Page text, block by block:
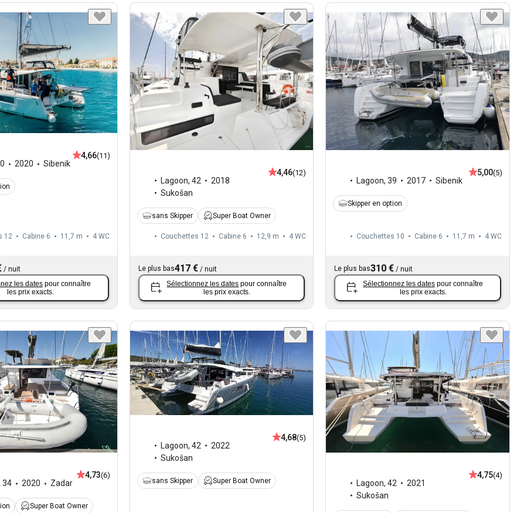
2020 Sibenik
4,66(11)
12 Cabine 6 11,7 m 4 WC
/ nuit
les dates pour connaître
les prix exacts.
Lagoon, 42
2018
Sukošan
4,46(12)
sans Skipper Super Boat Owner
Couchettes 12 Cabine 6 12,9 m 4 WC
Le plus bas417 €/ nuit
Sélectionnez les dates pour connaître
les prix exacts.
Lagoon,39 2017 Sibenik
5,00(5)
Skipper en option
Couchettes 10 Cabine 6 11,7 m 4 WC
Le plus bas310 € /nuit
Sélectionnez les dates pour connaître
les prix exacts.
34 2020 Zadar
4,73(6)
Super Boat Owner
Lagoon, 42
2022
Sukošan
4,68(5)
sans Skipper Super Boat Owner Lagoon,42
2021
Sukošan
4,75(4)